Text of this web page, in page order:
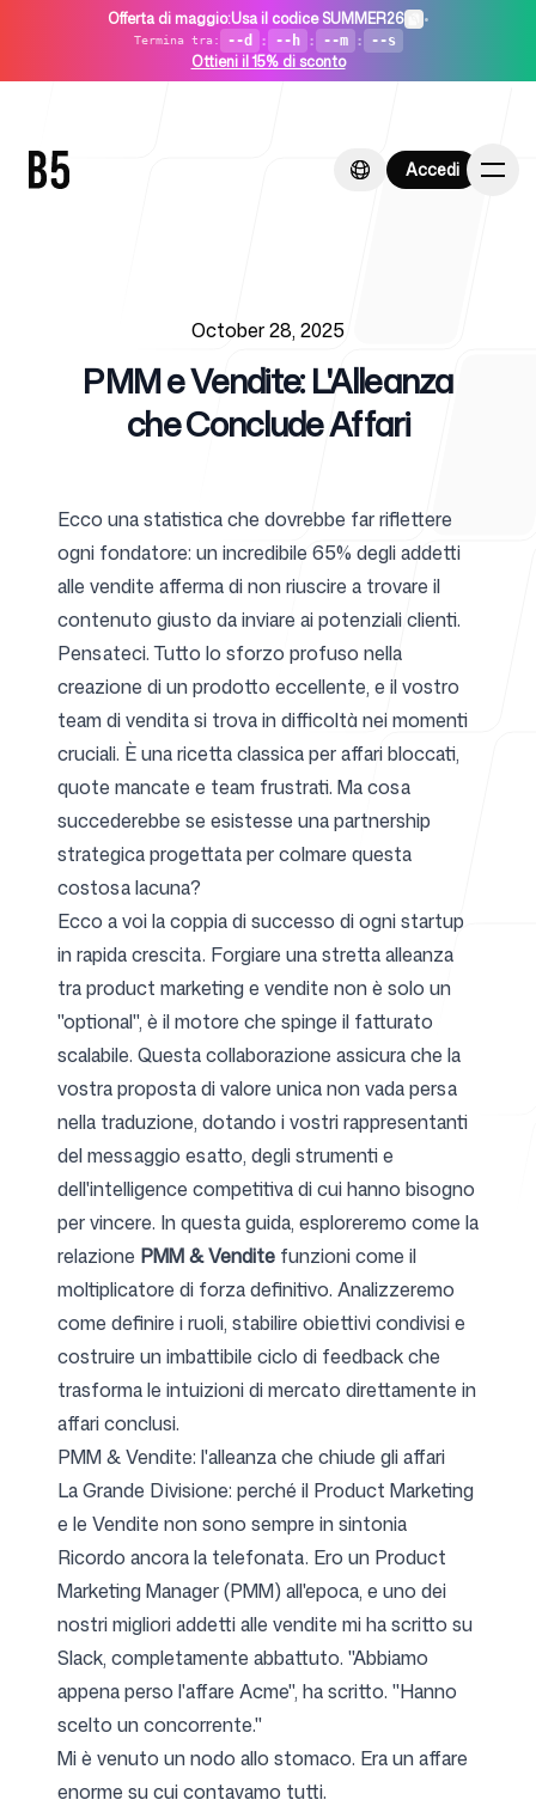
Offerta di maggio:Usa il codice SUMMER26 •
Termina tra: --d : --h : --m : --s
Ottieni il 15% di sconto
Accedi
Accedi
Per agenzie
Blog
Prezzi
Centro assistenza
Strumenti gratuiti
FAQ
Contatti
Accedi Registrati
Seguici
October 28, 2025
PMM e Vendite: L'Alleanza
che Conclude Affari
Ecco una statistica che dovrebbe far riflettere
ogni fondatore: un incredibile 65% degli addetti
alle vendite afferma di non riuscire a trovare il
contenuto giusto da inviare ai potenziali clienti.
Pensateci. Tutto lo sforzo profuso nella
creazione di un prodotto eccellente, e il vostro
team di vendita si trova in difficoltà nei momenti
cruciali. È una ricetta classica per affari bloccati,
quote mancate e team frustrati. Ma cosa
succederebbe se esistesse una partnership
strategica progettata per colmare questa
costosa lacuna?
Ecco a voi la coppia di successo di ogni startup
in rapida crescita. Forgiare una stretta alleanza
tra product marketing e vendite non è solo un
"optional", è il motore che spinge il fatturato
scalabile. Questa collaborazione assicura che la
vostra proposta di valore unica non vada persa
nella traduzione, dotando i vostri rappresentanti
del messaggio esatto, degli strumenti e
dell'intelligence competitiva di cui hanno bisogno
per vincere. In questa guida, esploreremo come la
relazione PMM & Vendite funzioni come il
moltiplicatore di forza definitivo. Analizzeremo
come definire i ruoli, stabilire obiettivi condivisi e
costruire un imbattibile ciclo di feedback che
trasforma le intuizioni di mercato direttamente in
affari conclusi.
PMM & Vendite: l'alleanza che chiude gli affari
La Grande Divisione: perché il Product Marketing
e le Vendite non sono sempre in sintonia
Ricordo ancora la telefonata. Ero un Product
Marketing Manager (PMM) all'epoca, e uno dei
nostri migliori addetti alle vendite mi ha scritto su
Slack, completamente abbattuto. "Abbiamo
appena perso l'affare Acme", ha scritto. "Hanno
scelto un concorrente."
Mi è venuto un nodo allo stomaco. Era un affare
enorme su cui contavamo tutti.